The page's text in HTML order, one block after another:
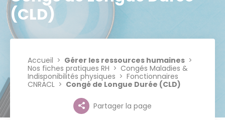
(CLD)
Accueil
Gérer les ressources humaines
Nos fiches pratiques RH
Congés Maladies &
Indisponibilités physiques
Fonctionnaires
CNRACL
Congé de Longue Durée (CLD)
Partager la page